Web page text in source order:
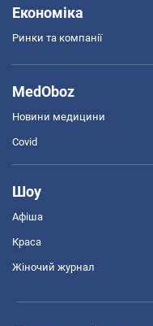
Економіка
Ринки та компанії
MedOboz
Новини медицини
Covid
Шоу
Афіша
Краса
Жіночий журнал